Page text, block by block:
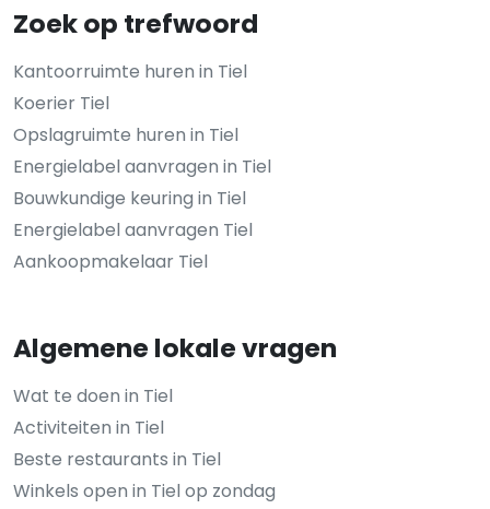
Zoek op trefwoord
Kantoorruimte huren in Tiel
Koerier Tiel
Opslagruimte huren in Tiel
Energielabel aanvragen in Tiel
Bouwkundige keuring in Tiel
Energielabel aanvragen Tiel
Aankoopmakelaar Tiel
Algemene lokale vragen
Wat te doen in Tiel
Activiteiten in Tiel
Beste restaurants in Tiel
Winkels open in Tiel op zondag